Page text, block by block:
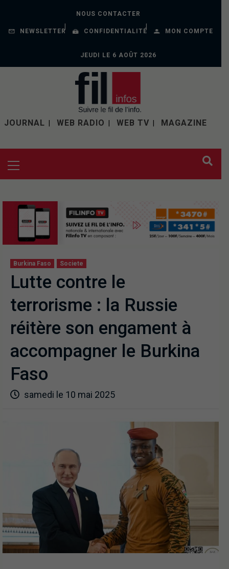
NOUS CONTACTER
NEWSLETTER CONFIDENTIALITÉ MON COMPTE
JEUDI LE 6 AOÛT 2026
JOURNAL WEB RADIO WEB TV MAGAZINE
Burkina Faso Societe
Lutte contre le
terrorisme : la Russie
réitère son engament à
accompagner le Burkina
Faso
samedi le 10 mai 2025